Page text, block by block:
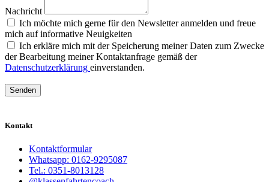
Nachricht
Ich möchte mich gerne für den Newsletter anmelden und freue
mich auf informative Neuigkeiten
Ich erkläre mich mit der Speicherung meiner Daten zum Zwecke
der Bearbeitung meiner Kontaktanfrage gemäß der
Datenschutzerklärung einverstanden.
Senden
Kontakt
Kontaktformular
Whatsapp: 0162-9295087
Tel.: 0351-8013128